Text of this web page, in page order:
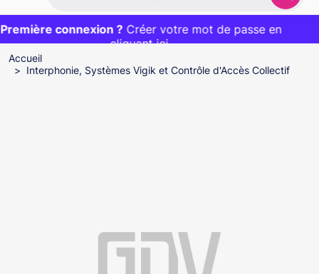
Première commande ?20€ OFFERT sur votre panier
et livraison 24/48h gratuite avec le codeBIENVENUE
connexion ? Créer votre mot de passe en
cliquant ici
EXCLU WEB :
Accueil
Interphonie, Systèmes Vigik et Contrôle d'Accès Collectif